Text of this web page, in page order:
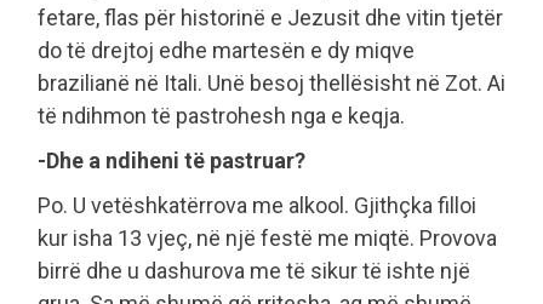
fetare, flas për historinë e Jezusit dhe vitin tjetër
do të drejtoj edhe martesën e dy miqve
brazilianë në Itali. Unë besoj thellësisht në Zot. Ai
të ndihmon të pastrohesh nga e keqja.
-Dhe a ndiheni të pastruar?
Po. U vetëshkatërrova me alkool. Gjithçka filloi
kur isha 13 vjeç, në një festë me miqtë. Provova
birrë dhe u dashurova me të sikur të ishte një